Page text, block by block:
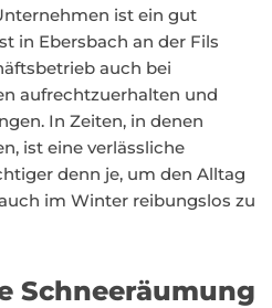
ist ein gut
in Ebersbach an der Fils
auch bei
aufrechtzuerhalten und
In Zeiten, in denen
ist eine verlässliche
denn je, um den Alltag
im Winter reibungslos zu
Schneeräumung